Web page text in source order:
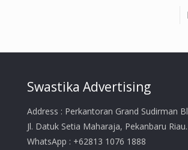
Swastika Advertising
Address : Perkantoran Grand Sudirman
Jl. Datuk Setia Maharaja, Pekanbaru Riau.
WhatsApp : +62813 1076 1888